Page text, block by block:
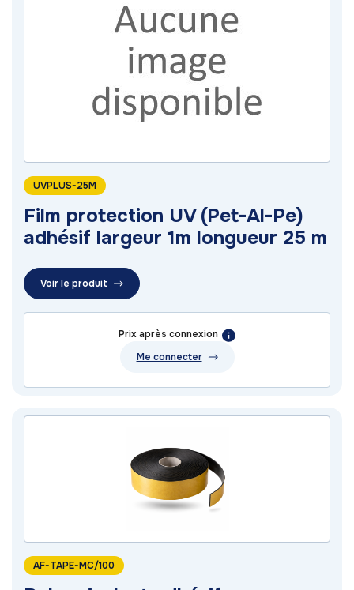
UVPLUS-25M
Film protection UV (Pet-Al-Pe)
adhésif largeur 1m longueur 25 m
Voir le produit
Prix après connexion
Me connecter
AF-TAPE-MC/100